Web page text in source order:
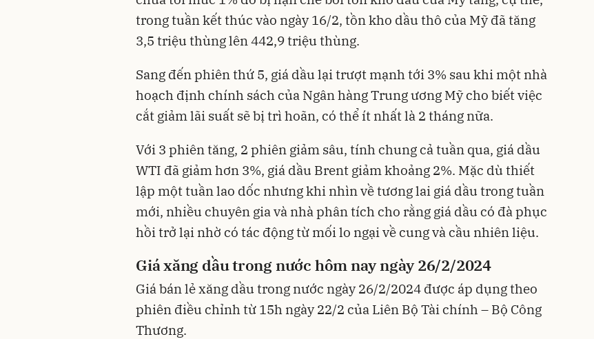
trong tuần kết thúc vào ngày 16/2, tồn kho dầu thô của Mỹ đã tăng
3,5 triệu thùng lên 442,9 triệu thùng.
Sang đến phiên thứ 5, giá dầu lại trượt mạnh tới 3% sau khi một nhà
hoạch định chính sách của Ngân hàng Trung ương Mỹ cho biết việc
cắt giảm lãi suất sẽ bị trì hoãn, có thể ít nhất là 2 tháng nữa.
Với 3 phiên tăng, 2 phiên giảm sâu, tính chung cả tuần qua, giá dầu
WTI đã giảm hơn 3%, giá dầu Brent giảm khoảng 2%. Mặc dù thiết
lập một tuần lao dốc nhưng khi nhìn về tương lai giá dầu trong tuần
mới, nhiều chuyên gia và nhà phân tích cho rằng giá dầu có đà phục
hồi trở lại nhờ có tác động từ mối lo ngại về cung và cầu nhiên liệu.
Giá xăng dầu trong nước hôm nay ngày 26/2/2024
Giá bán lẻ xăng dầu trong nước ngày 26/2/2024 được áp dụng theo
phiên điều chỉnh từ 15h ngày 22/2 của Liên Bộ Tài chính – Bộ Công
Thương.